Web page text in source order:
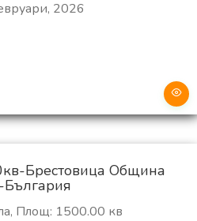
2026
Брестовица Община
България
Площ: 1500.00 кв